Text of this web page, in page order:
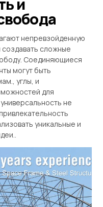
и
непревзойденную
сложные
Соединяющиеся
могут быть
углы, и
для
не
уникальные и